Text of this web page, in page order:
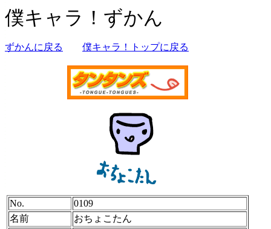
僕キャラ！ずかん
ずかんに戻る 僕キャラ！トップに戻る
No.
0109
名前
おちょこたん